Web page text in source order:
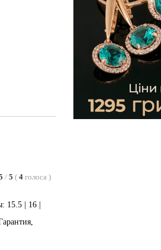
/ 5 ( 4 голоса )
15.5 | 16 |